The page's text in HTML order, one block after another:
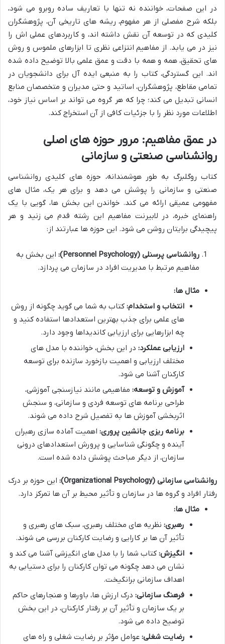
در این صفحات، خواننده نه تنها با تعاریف ساده روبرو می شود،
بلکه شرح مفصلی از هر مفهوم، ریشه های تاریخی آن، پژوهشگران
کلیدی که در توسعه آن نقش داشته اند، و کاربردهای عملی اش را
نیز در می یابد. از مفاهیم انتزاعی نظری تا ابزارهای ملموس و روش
های تحقیق، همه و همه با دقت و عمق علمی بالا توضیح داده شده
اند. این گستردگی، کتاب را به منبعی ایده آل برای دانشجویان در
تمامی مقاطع، پژوهشگران، اساتید و حتی مدیران و متخصصان منابع
انسانی تبدیل می کند؛ چرا که هر گروه می تواند بر اساس نیاز خود،
اطلاعات مورد نظر را با جزئیات کافی از آن استخراج کند.
در عمق مفاهیم: مرور حوزه های اصلی
روانشناسی صنعتی و سازمانی
کتاب روگلبرگ به طور هوشمندانه، حوزه های کلیدی روانشناسی
صنعتی و سازمانی را پوشش می دهد و برای هر یک، مثال های
مفهومی عمیقی ارائه می کند. خواندن این بخش ها، گویی با یک
راهنمای خبره، در لابیرنت مفاهیم این رشته قدم می زنید و هر
پیچیدگی برایتان روشن می شود. این حوزه ها عبارتند از:
روانشناسی پرسنلی (Personnel Psychology):
این بخش به
مفاهیم مرتبط با مدیریت افراد در سازمان می پردازد.
مثال ها:
انتخاب و استخدام: کتاب به شما می گوید چگونه از روش
های علمی برای جذب بهترین استعدادها استفاده کنید و
چه ابزارهایی برای ارزیابی کاندیداها وجود دارد.
ارزیابی عملکرد: در این بخش، خواننده با مدل های
مختلف ارزیابی و اهمیت بازخورد سازنده برای توسعه
کارکنان آشنا می شود.
آموزش و توسعه: مفاهیمی مانند نیازسنجی آموزشی،
طراحی برنامه های توسعه فردی و سازمانی، و سنجش
اثربخشی آموزش ها به تفصیل شرح داده می شوند.
برنامه ریزی جانشین پروری: اهمیت آماده سازی رهبران
آینده و چگونگی شناسایی و پرورش استعدادهای درونی
سازمان، از دیگر مباحث پوشش داده شده است.
روانشناسی سازمانی (Organizational Psychology):
این حوزه بر درک
رفتار افراد و گروه ها در سازمان و تأثیر محیط بر آن ها تمرکز دارد.
مثال ها:
رهبری: نظریه های مختلف رهبری، سبک های رهبری و
تأثیر آن ها بر کارایی و رضایت کارکنان بررسی می شوند.
انگیزش: کتاب شما را با مدل های انگیزشی آشنا می کند و
نشان می دهد چگونه می توان کارکنان را برای دستیابی به
اهداف سازمانی برانگیخت.
فرهنگ سازمانی: درک ارزش ها، باورها و هنجارهای حاکم
بر یک سازمان و تأثیر آن بر رفتار کارکنان، در این بخش
توضیح داده می شود.
رضایت شغلی: عوامل مؤثر بر رضایت شغلی و راه های